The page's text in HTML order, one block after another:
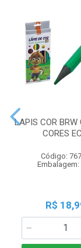
LAPIS COR BRW
CORES
Código:
Embalagem:
R$